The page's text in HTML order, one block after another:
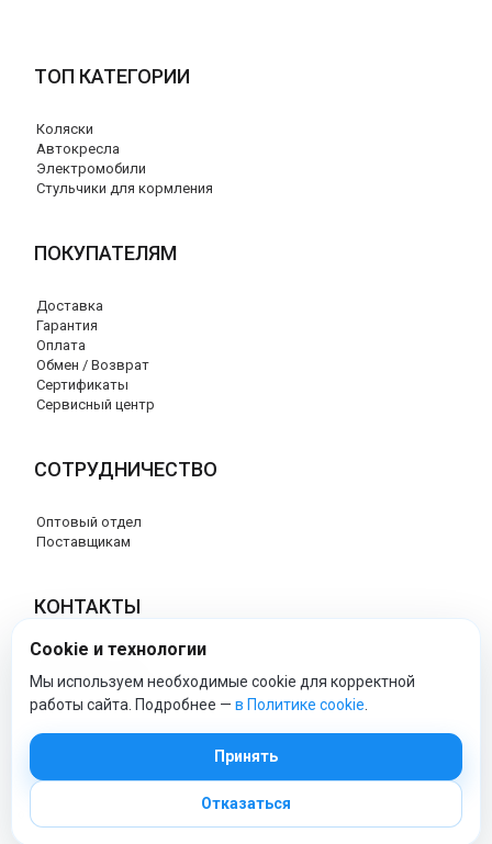
ТОП КАТЕГОРИИ
Коляски
Автокресла
Электромобили
Стульчики для кормления
ПОКУПАТЕЛЯМ
Доставка
Гарантия
Оплата
Обмен / Возврат
Сертификаты
Сервисный центр
СОТРУДНИЧЕСТВО
Оптовый отдел
Поставщикам
КОНТАКТЫ
8 (800) 707-17-56
info@peg-perego-market.ru
© 2026 Официальный сайт Peg Perego
Политика обработки персональных данных
| Политика cookie
Cookie и технологии
Мы используем необходимые cookie для корректной
работы сайта. Подробнее — в Политике cookie
Принять
Отказаться